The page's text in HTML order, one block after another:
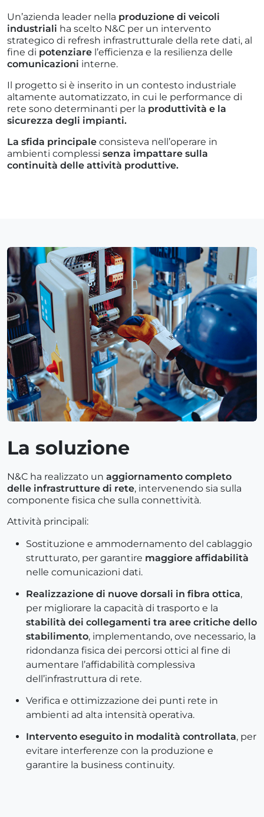
Un’azienda leader nella produzione di veicoli
industriali ha scelto N&C per un intervento
strategico di refresh infrastrutturale della rete dati, al
fine di potenziare l’efficienza e la resilienza delle
comunicazioni interne.
Il progetto si è inserito in un contesto industriale
altamente automatizzato, in cui le performance di
rete sono determinanti per la produttività e la
sicurezza degli impianti.
La sfida principale consisteva nell’operare in
ambienti complessi senza impattare sulla
continuità delle attività produttive.
La soluzione
N&C ha realizzato un aggiornamento completo
delle infrastrutture di rete, intervenendo sia sulla
componente fisica che sulla connettività.
Attività principali:
Sostituzione e ammodernamento del cablaggio
strutturato, per garantire maggiore affidabilità
nelle comunicazioni dati.
Realizzazione di nuove dorsali in fibra ottica,
per migliorare la capacità di trasporto e la
stabilità dei collegamenti tra aree critiche dello
stabilimento, implementando, ove necessario, la
ridondanza fisica dei percorsi ottici al fine di
aumentare l’affidabilità complessiva
dell’infrastruttura di rete.
Verifica e ottimizzazione dei punti rete in
ambienti ad alta intensità operativa.
Intervento eseguito in modalità controllata, per
evitare interferenze con la produzione e
garantire la business continuity.